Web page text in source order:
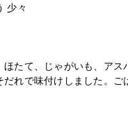
少々
ほたて、じゃがいも、アス
だれで味付けしました。ご